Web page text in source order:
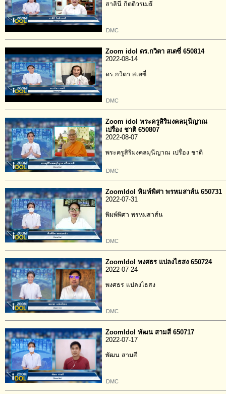
สาลินี กิตติวรเมธี
DMC
Zoom idol ดร.กวิตา สเตซี่ 650814
2022-08-14
ดร.กวิตา สเตซี่
DMC
Zoom idol พระครูสิริมงคลมุนีญาณ
เปรื่อง ชาติ 650807
2022-08-07
พระครูสิริมงคลมุนีญาณ เปรื่อง ชาติ
DMC
ZoomIdol พิมพ์พิศา พรหมสาส์น 650731
2022-07-31
พิมพ์พิศา พรหมสาส์น
DMC
ZoomIdol พงศธร แปลงไธสง 650724
2022-07-24
พงศธร แปลงไธสง
DMC
ZoomIdol พัฒน สามสี 650717
2022-07-17
พัฒน สามสี
DMC